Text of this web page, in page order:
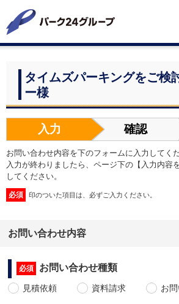
タイムズパーキングをご検
ー様
入力 確認
お問い合わせ内容を下のフォームに入力してくだ
入力が終わりましたら、ページ下の【入力内容
してください。
必須 印のついた項目は、必ずご入力ください。
お問い合わせ内容
必須 お問い合わせ種類
見積依頼 資料請求 お